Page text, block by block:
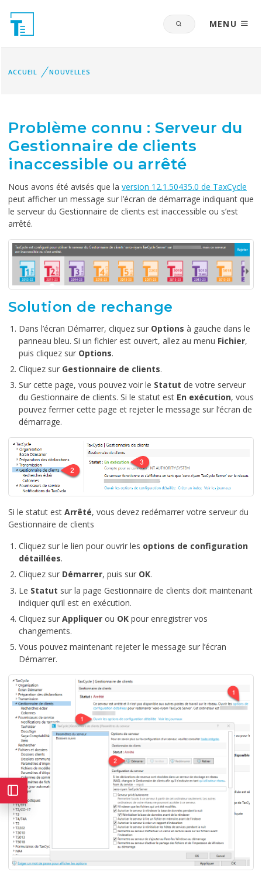
MENU
ACCUEIL NOUVELLES
Problème connu : Serveur du
Gestionnaire de clients
inaccessible ou arrêté
Nous avons été avisés que la version 12.1.50435.0 de TaxCycle
peut afficher un message sur l’écran de démarrage indiquant que
le serveur du Gestionnaire de clients est inaccessible ou s’est
arrêté.
Solution de rechange
Dans l’écran Démarrer, cliquez sur Options à gauche dans le
panneau bleu. Si un fichier est ouvert, allez au menu Fichier,
puis cliquez sur Options.
Cliquez sur Gestionnaire de clients.
Sur cette page, vous pouvez voir le Statut de votre serveur
du Gestionnaire de clients. Si le statut est En exécution, vous
pouvez fermer cette page et rejeter le message sur l’écran de
démarrage.
Si le statut est Arrêté, vous devez redémarrer votre serveur du
Gestionnaire de clients
Cliquez sur le lien pour ouvrir les options de configuration
détaillées.
Cliquez sur Démarrer, puis sur OK.
Le Statut sur la page Gestionnaire de clients doit maintenant
indiquer qu’il est en exécution.
Cliquez sur Appliquer ou OK pour enregistrer vos
changements.
Vous pouvez maintenant rejeter le message sur l’écran
Démarrer.